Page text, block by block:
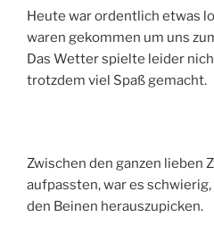
Heute war ordentlich etwas
waren gekommen um uns
Das Wetter spielte leider
trotzdem viel Spaß gemacht.
Zwischen den ganzen lieben
aufpassten, war es
den Beinen herauszupicken.